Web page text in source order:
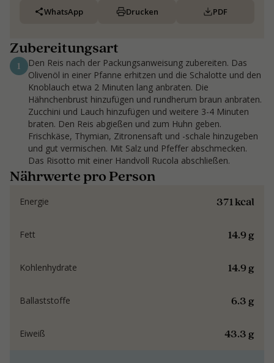
WhatsApp Drucken PDF
Zubereitungsart
1
Den Reis nach der Packungsanweisung zubereiten. Das
Olivenöl in einer Pfanne erhitzen und die Schalotte und den
Knoblauch etwa 2 Minuten lang anbraten. Die
Hähnchenbrust hinzufügen und rundherum braun anbraten.
Zucchini und Lauch hinzufügen und weitere 3-4 Minuten
braten. Den Reis abgießen und zum Huhn geben.
Frischkäse, Thymian, Zitronensaft und -schale hinzugeben
und gut vermischen. Mit Salz und Pfeffer abschmecken.
Das Risotto mit einer Handvoll Rucola abschließen.
Nährwerte pro Person
371 kcal
Energie
14.9 g
Fett
14.9 g
Kohlenhydrate
6.3 g
Ballaststoffe
43.3 g
Eiweiß